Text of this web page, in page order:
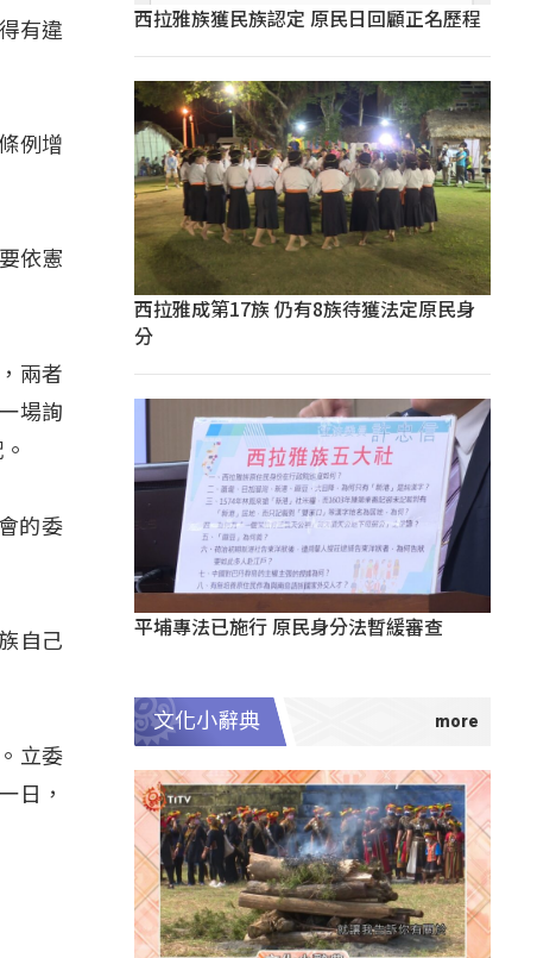
有違
例增
依憲
兩者
場詢
的委
自己
立委
日，
西拉雅族獲民族認定 原民日回顧正名歷程
西拉雅成第17族 仍有8族待獲法定原民身
分
平埔專法已施行 原民身分法暫緩審查
文化小辭典